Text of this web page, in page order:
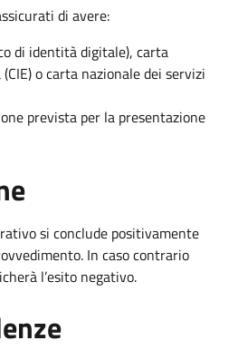
di avere:
di identità digitale), carta
o carta nazionale dei servizi
prevista per la presentazione
si conclude positivamente
In caso contrario
l’esito negativo.